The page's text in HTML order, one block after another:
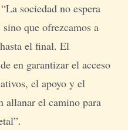
sociedad no espera
que ofrezcamos a
el final. El
en garantizar el acceso
el apoyo y el
el camino para